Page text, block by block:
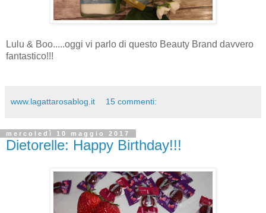
Lulu & Boo.....oggi vi parlo di questo Beauty Brand davvero
fantastico!!!
www.lagattarosablog.it 15 commenti:
mercoledì 10 maggio 2017
Dietorelle: Happy Birthday!!!